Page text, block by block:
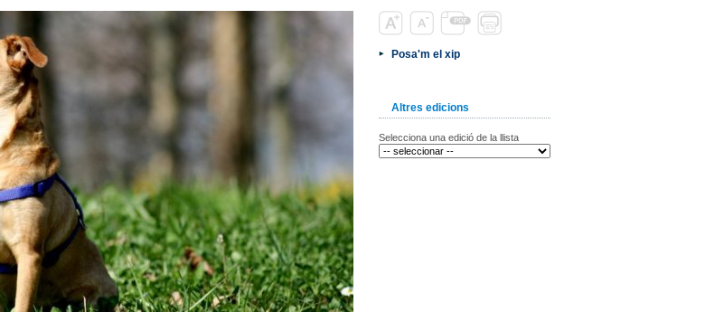
Posa'm el xip
Altres edicions
Selecciona una edició de la llista